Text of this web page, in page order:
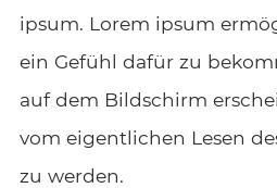
ipsum. Lorem ipsum
ein Gefühl dafür zu
auf dem Bildschirm
vom eigentlichen Lesen
zu werden.